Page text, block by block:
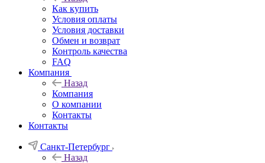
Как купить
Условия оплаты
Условия доставки
Обмен и возврат
Контроль качества
FAQ
Компания
Назад
Компания
О компании
Контакты
Контакты
Санкт-Петербург
Назад